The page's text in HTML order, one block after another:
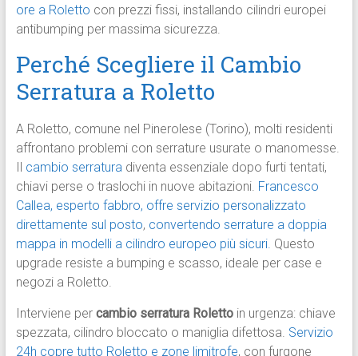
ore a Roletto con prezzi fissi, installando cilindri europei
antibumping per massima sicurezza.
Perché Scegliere il Cambio
Serratura a Roletto
A Roletto, comune nel Pinerolese (Torino), molti residenti
affrontano problemi con serrature usurate o manomesse.
cambio serraturadiventa essenziale dopo furti tentati,
chiavi perse o traslochi in nuove abitazioni. Francesco
Callea, esperto fabbro, offre servizio personalizzato
direttamente sul posto, convertendo serrature a doppia
mappa in modelli a cilindro europeo più sicuri. Questo
upgrade resiste a bumping e scasso, ideale per case e
negozi a Roletto.
Interviene per cambio serratura Rolettoin urgenza: chiave
spezzata, cilindro bloccato o maniglia difettosa. Servizio
24h copre tutto Roletto e zone limitrofe, con furgone